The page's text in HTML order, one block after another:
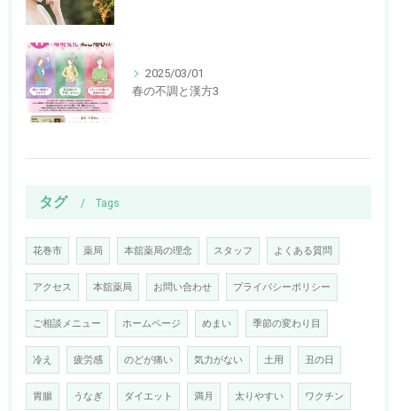
2025/03/01
春の不調と漢方3
タグ Tags
花巻市 薬局 本舘薬局の理念 スタッフ よくある質問
アクセス 本舘薬局 お問い合わせ プライバシーポリシー
ご相談メニュー ホームページ めまい 季節の変わり目
冷え 疲労感 のどが痛い 気力がない 土用 丑の日
胃腸 うなぎ ダイエット 満月 太りやすい ワクチン